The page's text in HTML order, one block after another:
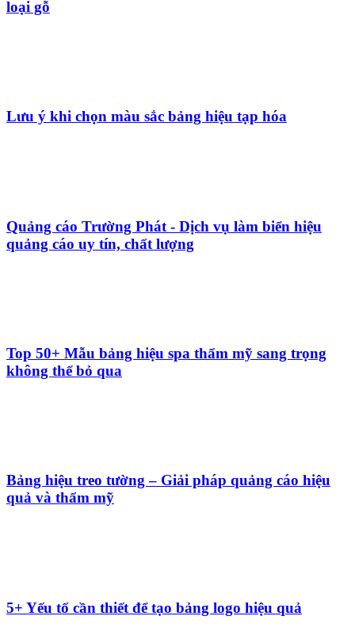
loại gỗ
Lưu ý khi chọn màu sắc bảng hiệu tạp hóa
Quảng cáo Trường Phát - Dịch vụ làm biển hiệu
quảng cáo uy tín, chất lượng
Top 50+ Mẫu bảng hiệu spa thẩm mỹ sang trọng
không thể bỏ qua
Bảng hiệu treo tường – Giải pháp quảng cáo hiệu
quả và thẩm mỹ
5+ Yếu tố cần thiết để tạo bảng logo hiệu quả